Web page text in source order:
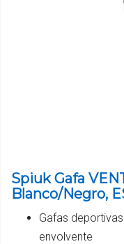
Spiuk Gafa
Blanco/Negro,
Gafas
envolvente